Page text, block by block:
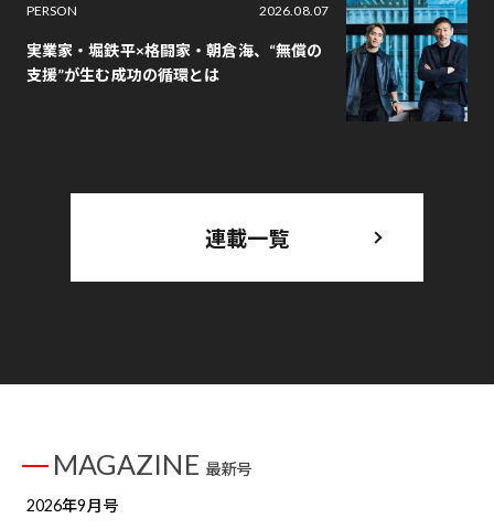
PERSON
2026.08.07
実業家・堀鉄平×格闘家・朝倉海、“無償の
支援”が生む成功の循環とは
連載一覧
MAGAZINE 最新号
2026年9月号